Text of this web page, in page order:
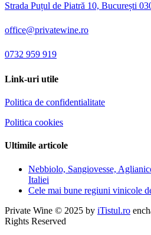
Strada Puțul de Piatră 10, București
office@privatewine.ro
0732 959 919
Link-uri utile
Politica de confidentialitate
Politica cookies
Ultimile articole
Nebbiolo, Sangiovesse,
Italiei
Cele mai bune regiuni vinicole
Private Wine © 2025 by iTistul.ro
Rights Reserved